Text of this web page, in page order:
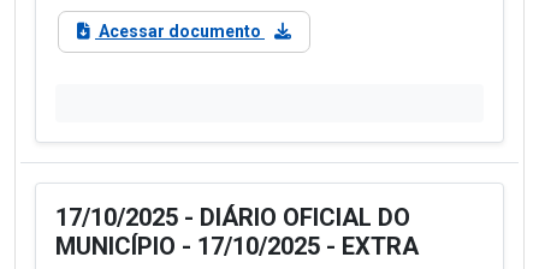
Acessar documento
17/10/2025 - DIÁRIO OFICIAL DO
MUNICÍPIO - 17/10/2025 - EXTRA